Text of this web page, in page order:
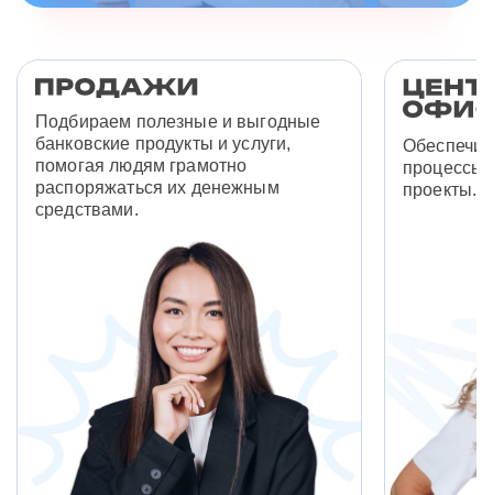
Подбираем полезные и выгодные
банковские продукты и услуги,
помогая людям грамотно
распоряжаться их денежным
средствами.
процессы
проекты.